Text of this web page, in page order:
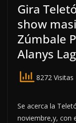
Gira
show
Zúmbale
Alanys
8272 Visitas
Se acerca la
noviembre,y, con